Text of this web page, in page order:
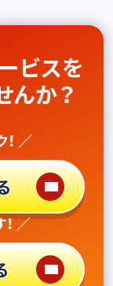
ビスを
んか？
／
／